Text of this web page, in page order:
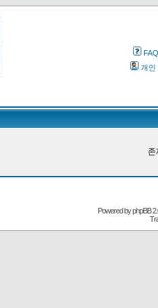
FAQ
개인
존
Powered byphpBB